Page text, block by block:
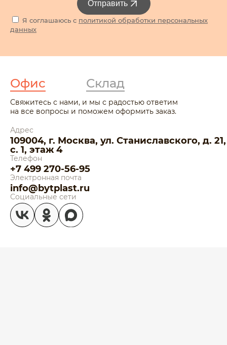
Я соглашаюсь с политикой обработки персональных
данных
Отправить
Офис Склад
Свяжитесь с нами, и мы с радостью ответим
на все вопросы и поможем оформить заказ.
Адрес
109004, г. Москва, ул. Станиславского, д. 21,
с. 1, этаж 4
Телефон
+7 499 270-56-95
Электронная почта
info@bytplast.ru
Социальные сети